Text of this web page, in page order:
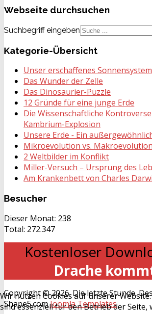
Webseite durchsuchen
Suchbegriff eingeben
Kategorie-Übersicht
Unser erschaffenes Sonnensystem
Das Wunder der Zelle
Das Dinosaurier-Puzzle
12 Gründe für eine junge Erde
Die Wissenschaftliche
Kambrium-Explosion
Unsere Erde - Ein
Mikroevolution vs. Makroevolution
2 Weltbilder im Konflikt
Miller-Versuch – Ursprung des
Am Krankenbett von Charles
Besucher
Dieser Monat: 238
Total: 272.347
Kostenloser
Drache
Copyright © 2026. Die letzte Stunde.
Shape5.comJoomla Templates
Wir nutzen Cookies auf unserer
sind essenziell für den Betrieb der Seite,